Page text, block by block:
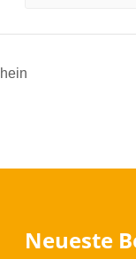
Neueste